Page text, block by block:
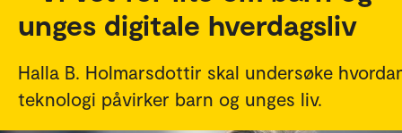
unges digitale hverdagsliv
Halla B. Holmarsdottir skal undersøke
teknologi påvirker barn og unges liv.